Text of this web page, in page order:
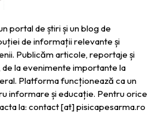
portal de știri și un blog de
de informații relevante și
Publicăm articole, reportaje și
la evenimente importante la
Platforma funcționează ca un
informare și educație. Pentru orice
la: contact [at] pisicapesarma.ro